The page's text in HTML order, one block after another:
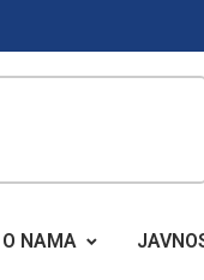
O NAMA